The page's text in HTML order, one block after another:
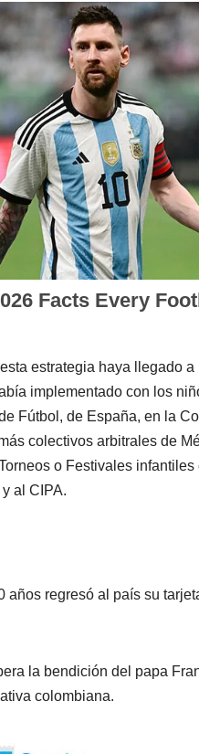
estrategia haya llegado
implementado con los
Fútbol, de España, en la
colectivos arbitrales de
o Festivales
al CIPA.
años regresó al país su
la bendición del papa
colombiana.